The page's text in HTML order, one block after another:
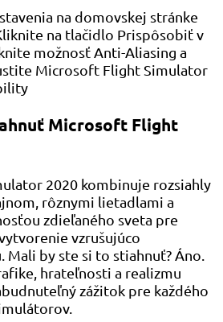
na domovskej stránke
na tlačidlo Prispôsobiť v
možnosť Anti-Aliasing a
Microsoft Flight Simulator
Microsoft Flight
2020 kombinuje rozsiahly
rôznymi lietadlami a
zdieľaného sveta pre
vzrušujúco
Mali by ste si to stiahnuť? Áno.
hrateľnosti a realizmu
zážitok pre každého